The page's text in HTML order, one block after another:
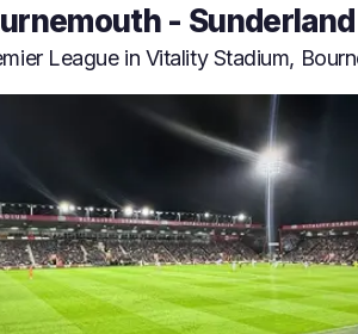
-
League in Vitality Stadium,